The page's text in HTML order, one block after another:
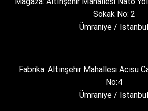
Sokak No: 2
Ümraniye / İstanbul
Fabrika: Altınşehir Mahallesi Acısu
No:4
Ümraniye / İstanbul